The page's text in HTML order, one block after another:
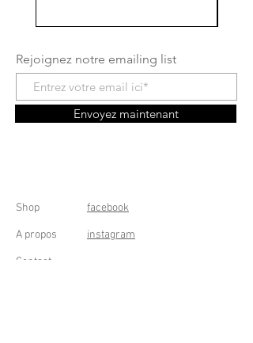
Rejoignez notre emailing list
Envoyez maintenant
Shop
A propos
Contact
facebook
instagram